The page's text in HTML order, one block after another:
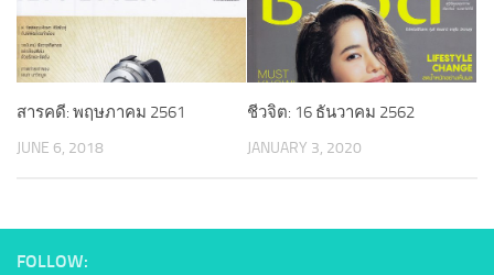
สารคดี: พฤษภาคม 2561
JUNE 6, 2018
ชีวจิต: 16 ธันวาคม 2562
JANUARY 3, 2020
FOLLOW: